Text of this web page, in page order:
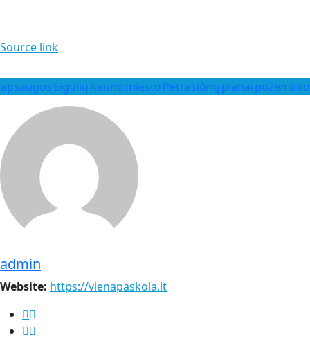
Source link
apsaugos Eigulių Kaunomiesto Petrašiūnų planaipožeminio
admin
Website: https://vienapaskola.lt